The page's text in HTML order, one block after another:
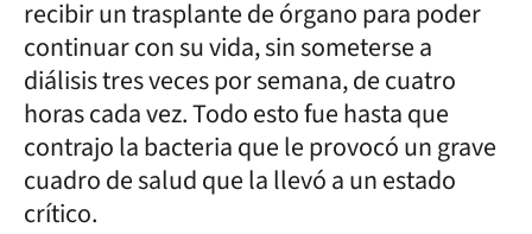
recibir un trasplante de órgano para poder
continuar con su vida, sin someterse a
diálisis tres veces por semana, de cuatro
horas cada vez. Todo esto fue hasta que
contrajo la bacteria que le provocó un grave
cuadro de salud que la llevó a un estado
crítico.